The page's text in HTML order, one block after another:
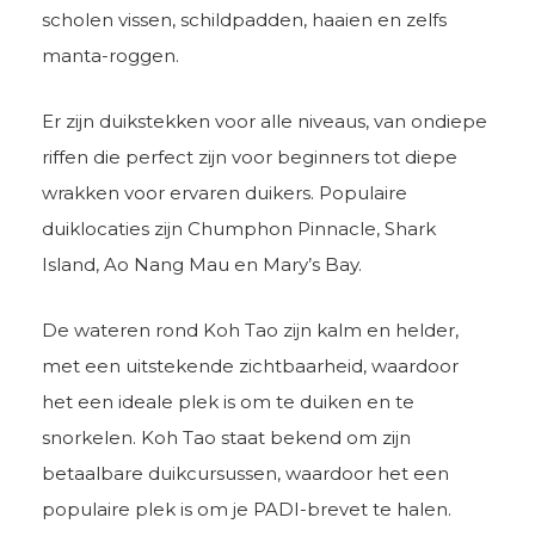
scholen vissen, schildpadden, haaien en zelfs
manta-roggen.
Er zijn duikstekken voor alle niveaus, van ondiepe
riffen die perfect zijn voor beginners tot diepe
wrakken voor ervaren duikers. Populaire
duiklocaties zijn Chumphon Pinnacle, Shark
Island, Ao Nang Mau en Mary’s Bay.
De wateren rond Koh Tao zijn kalm en helder,
met een uitstekende zichtbaarheid, waardoor
het een ideale plek is om te duiken en te
snorkelen. Koh Tao staat bekend om zijn
betaalbare duikcursussen, waardoor het een
populaire plek is om je PADI-brevet te halen.